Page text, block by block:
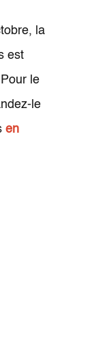
la
est
le
le
en